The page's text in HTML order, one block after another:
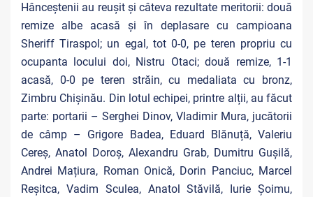
Hânceștenii au reușit și câteva rezultate meritorii: două
remize albe acasă și în deplasare cu campioana
Sheriff Tiraspol; un egal, tot 0-0, pe teren propriu cu
ocupanta locului doi, Nistru Otaci; două remize, 1-1
acasă, 0-0 pe teren străin, cu medaliata cu bronz,
Zimbru Chișinău. Din lotul echipei, printre alții, au făcut
parte: portarii – Serghei Dinov, Vladimir Mura, jucătorii
de câmp – Grigore Badea, Eduard Blănuță, Valeriu
Cereș, Anatol Doroș, Alexandru Grab, Dumitru Gușilă,
Andrei Mațiura, Roman Onică, Dorin Panciuc, Marcel
Reșitca, Vadim Sculea, Anatol Stăvilă, Iurie Șoimu,